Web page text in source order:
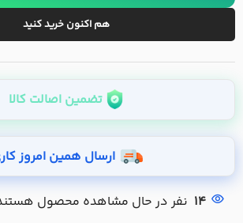
هم اکنون خرید کنید
تضمین اصالت کالا
ارسال همین امروز
14 نفر در حال مشاهده محصول